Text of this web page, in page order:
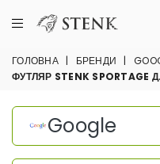
ГОЛОВНА | БРЕНДИ |
ФУТЛЯР STENK SPORTAGE
Google